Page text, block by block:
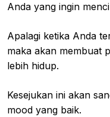
Anda yang ingin
Apalagi ketika Anda
maka akan membuat
lebih hidup.
Kesejukan ini akan
mood yang baik.